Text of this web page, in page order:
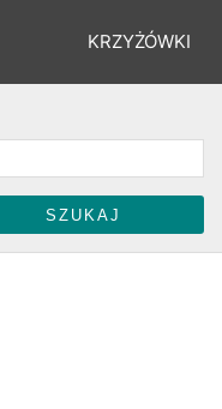
KRZYŻÓWKI
ŁAMIGŁÓWKI